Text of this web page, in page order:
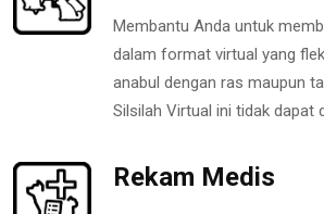
Membantu Anda untuk
dalam format virtual yang
anabul dengan ras maupun
Silsilah Virtual ini tidak dapat
Rekam Medis